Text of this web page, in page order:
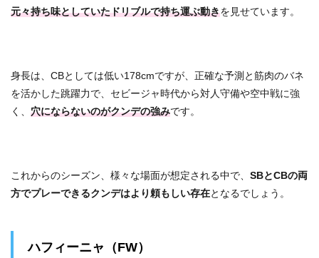
元々持ち味としていたドリブルで持ち運ぶ動きを見せています。
身長は、CBとしては低い178cmですが、正確な予測と筋肉のバネ
を活かした跳躍力で、セビージャ時代から対人守備や空中戦に強
く、 穴にならないのがクンデの強みです。
これからのシーズン、様々な場面が想定される中で、 SBとCBの両
方でプレーできるクンデはより頼もしい存在となるでしょう。
ハフィーニャ（FW）